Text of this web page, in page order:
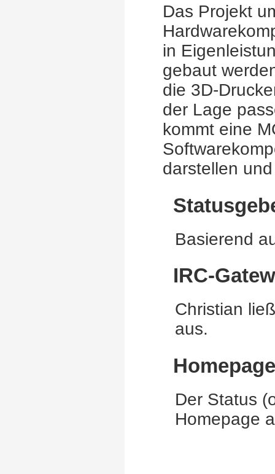
Das Projekt
in
gebaut
die 3D-
der Lage
kommt eine
darstellen
Basierend
IRC-
Christian
aus.
Der Status
Homepage